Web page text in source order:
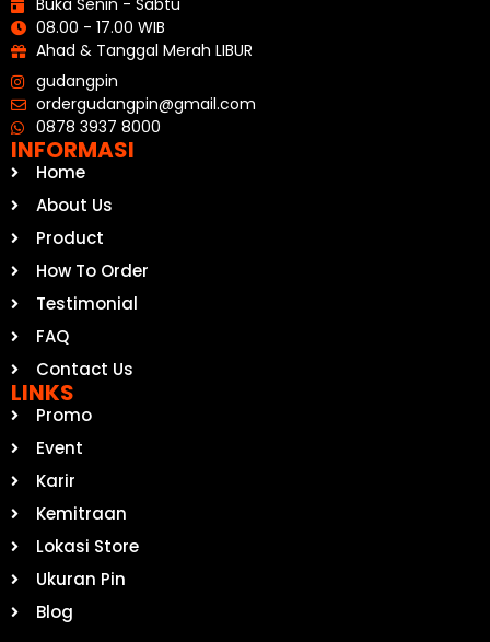
Buka Senin - Sabtu
08.00 - 17.00 WIB
Ahad & Tanggal Merah LIBUR
gudangpin
ordergudangpin@gmail.com
0878 3937 8000
INFORMASI
Home
About Us
Product
How To Order
Testimonial
FAQ
Contact Us
LINKS
Promo
Event
Karir
Kemitraan
Lokasi Store
Ukuran Pin
Blog